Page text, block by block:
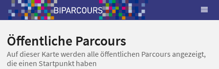
Öffentliche Parcours
Auf dieser Karte werden alle öffentlichen Parcours angezeigt,
die einen Startpunkt haben